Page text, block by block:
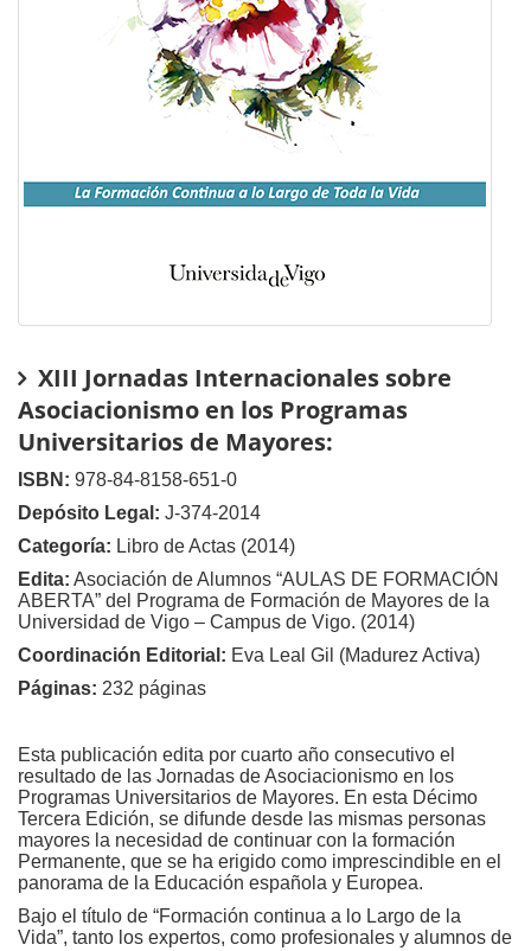
XIII Jornadas Internacionales sobre
Asociacionismo en los Programas
Universitarios de Mayores:
ISBN: 978-84-8158-651-0
Depósito Legal: J-374-2014
Categoría: Libro de Actas (2014)
Edita: Asociación de Alumnos “AULAS DE FORMACIÓN
ABERTA” del Programa de Formación de Mayores de la
Universidad de Vigo – Campus de Vigo. (2014)
Coordinación Editorial: Eva Leal Gil (Madurez Activa)
Páginas: 232 páginas
Esta publicación edita por cuarto año consecutivo el
resultado de las Jornadas de Asociacionismo en los
Programas Universitarios de Mayores. En esta Décimo
Tercera Edición, se difunde desde las mismas personas
mayores la necesidad de continuar con la formación
Permanente, que se ha erigido como imprescindible en el
panorama de la Educación española y Europea.
Bajo el título de “Formación continua a lo Largo de la
Vida”, tanto los expertos, como profesionales y alumnos de